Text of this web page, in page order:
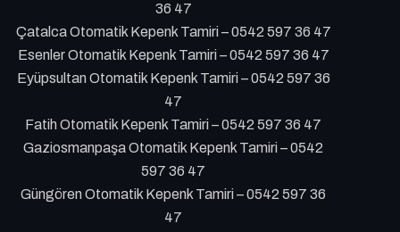
36 47
Çatalca Otomatik Kepenk Tamiri – 0542 597 36 47
Esenler Otomatik Kepenk Tamiri – 0542 597 36 47
Eyüpsultan Otomatik Kepenk Tamiri – 0542 597 36
47
Fatih Otomatik Kepenk Tamiri – 0542 597 36 47
Gaziosmanpaşa Otomatik Kepenk Tamiri – 0542
597 36 47
Güngören Otomatik Kepenk Tamiri – 0542 597 36
47